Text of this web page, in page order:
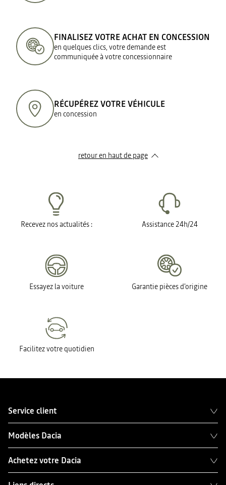
FINALISEZ VOTRE ACHAT EN CONCESSION
en quelques clics, votre demande est
communiquée à votre concessionnaire
RÉCUPÉREZ VOTRE VÉHICULE
en concession
retour en haut de page​
Recevez nos actualités : Assistance 24h/24
Essayez la voiture Garantie pièces d'origine
Facilitez votre quotidien
Service client
Modèles Dacia
Achetez votre Dacia